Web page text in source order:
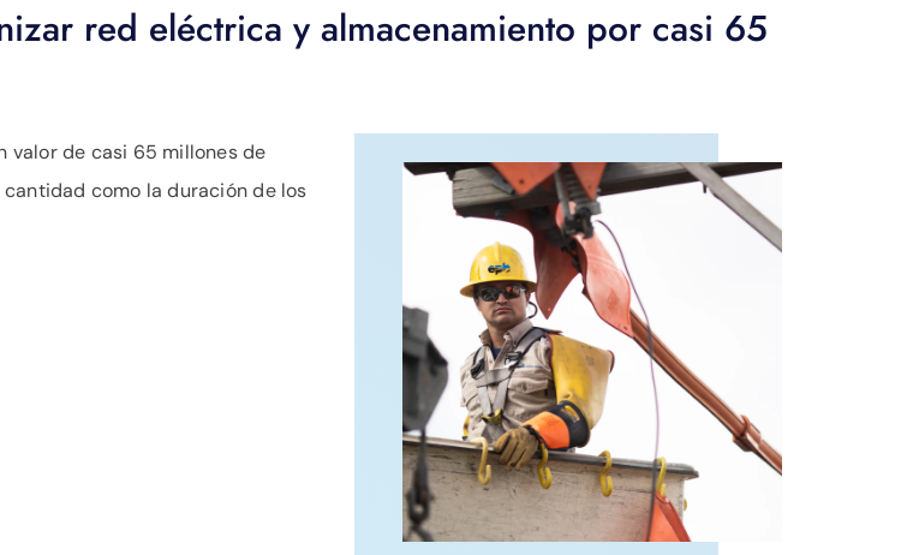
red eléctrica y almacenamiento por casi 65
valor de casi 65 millones de
como la duración de los